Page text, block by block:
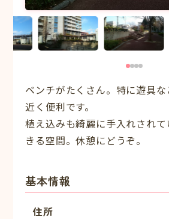
ベンチがたくさん。特に遊具
近く便利です。
植え込みも綺麗に手入れされ
きる空間。休憩にどうぞ。
基本情報
住所